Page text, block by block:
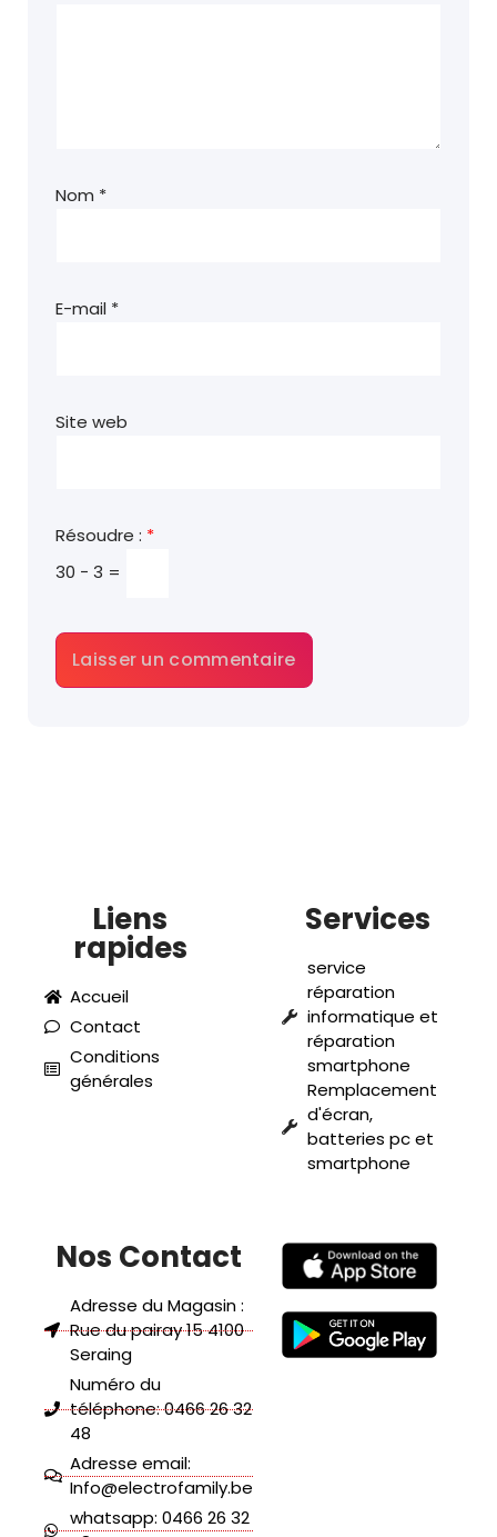
Nom *
E-mail *
Site web
Résoudre : *
30 − 3 =
Liens
rapides
Accueil
Contact
Conditions
générales
Services
service
réparation
informatique et
réparation
smartphone
Remplacement
d'écran,
batteries pc et
smartphone
Nos Contact
Adresse du Magasin :
Rue du pairay 15 4100
Seraing
Numéro du
téléphone: 0466 26 32
48
Adresse email:
Info@electrofamily.be
whatsapp: 0466 26 32